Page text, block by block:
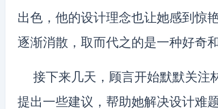
出色，他的设计理念也让她感到惊
逐渐消散，取而代之的是一种好奇
接下来几天，顾言开始默默关注
提出一些建议，帮助她解决设计难